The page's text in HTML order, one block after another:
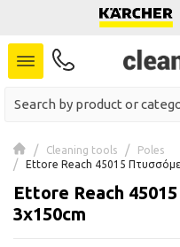
Cleaning tools
Poles
Ettore Reach 45015
Ettore Reach
3x150cm